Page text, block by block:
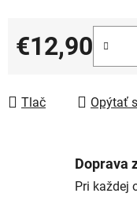
€12,90
Jednotková cena:
Tlač Opýtať
Doprava
Pri každej